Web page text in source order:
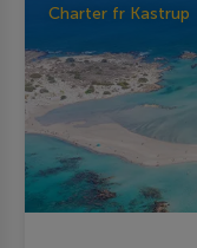
Charter fr Kastrup